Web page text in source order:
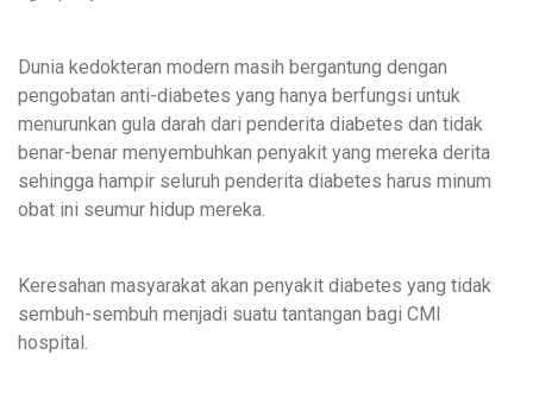
Dunia kedokteran modern masih bergantung dengan
pengobatan anti-diabetes yang hanya berfungsi untuk
menurunkan gula darah dari penderita diabetes dan tidak
benar-benar menyembuhkan penyakit yang mereka derita
sehingga hampir seluruh penderita diabetes harus minum
obat ini seumur hidup mereka.
Keresahan masyarakat akan penyakit diabetes yang tidak
sembuh-sembuh menjadi suatu tantangan bagi CMI
hospital.